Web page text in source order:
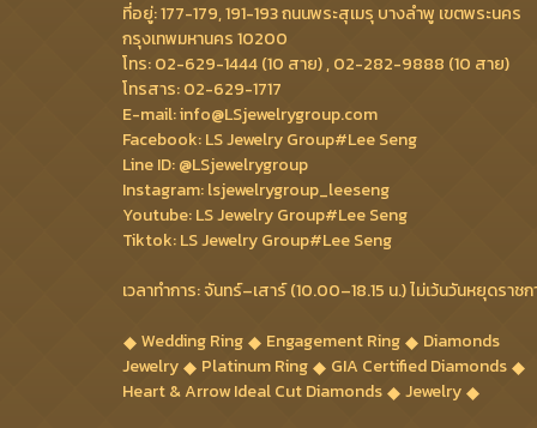
ที่อยู่: 177-179, 191-193 ถนนพระสุเมรุ บางลำพู เขตพระนคร
กรุงเทพมหานคร 10200
โทร: 02-629-1444 (10 สาย) , 02-282-9888 (10 สาย)
โทรสาร: 02-629-1717
E-mail: info@LSjewelrygroup.com
Facebook: LS Jewelry Group#Lee Seng
Line ID: @LSjewelrygroup
Instagram: lsjewelrygroup_leeseng
Youtube: LS Jewelry Group#Lee Seng
Tiktok: LS Jewelry Group#Lee Seng
เวลาทำการ: จันทร์–เสาร์ (10.00–18.15 น.) ไม่เว้นวันหยุดราช
Wedding Ring
Engagement Ring
Diamonds
Jewelry
Platinum Ring
GIA Certified Diamonds
Heart & Arrow Ideal Cut Diamonds
Jewelry